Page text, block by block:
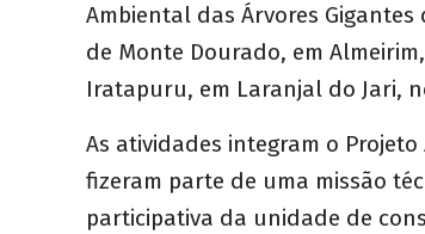
Ambiental das Árvores
de Monte Dourado, em
Iratapuru, em Laranjal do Jari,
As atividades integram o Projeto
fizeram parte de uma missão
participativa da unidade de